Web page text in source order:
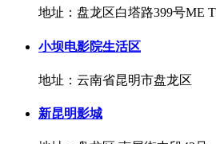
地址：盘龙区白塔路399号ME
小坝电影院生活区
地址：云南省昆明市盘龙区
新昆明影城